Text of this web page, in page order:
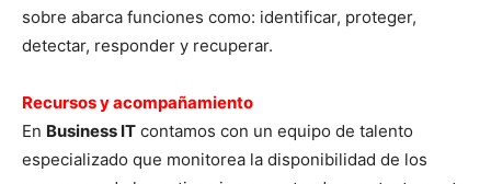
sobre abarca funciones como: identificar, proteger,
detectar, responder y recuperar.
Recursos y acompañamiento
En Business IT contamos con un equipo de talento
especializado que monitorea la disponibilidad de los